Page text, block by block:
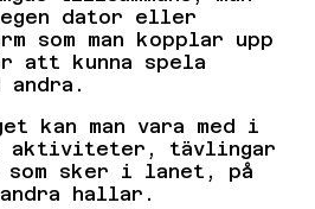
dator eller
som man kopplar upp
att kunna spela
andra.
kan man vara med i
aktiviteter, tävlingar
som sker i lanet, på
hallar.